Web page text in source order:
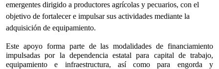
emergentes dirigido a productores agrícolas y pecuarios, con el
objetivo de fortalecer e impulsar sus actividades mediante la
adquisición de equipamiento.
Este apoyo forma parte de las modalidades de financiamiento
impulsadas por la dependencia estatal para capital de trabajo,
equipamiento e infraestructura, así como para engorda y